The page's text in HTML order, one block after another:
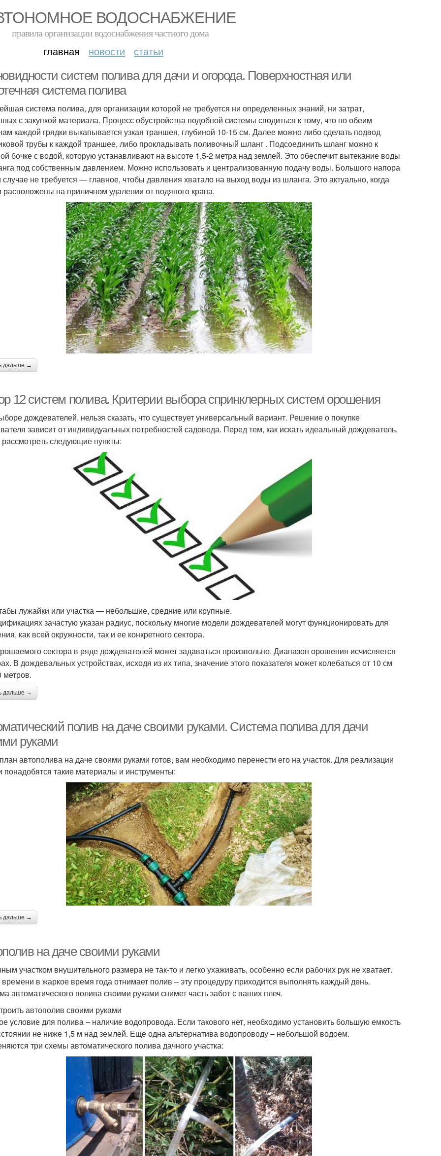
ВОДОСНАБЖЕНИЕ
правила организации водоснабжения частного дома
главная новости статьи
систем полива для дачи и огорода. Поверхностная или
система полива
система полива, для организации которой не требуется ни определенных знаний, ни затрат,
с закупкой материала. Процесс обустройства подобной системы сводиться к тому, что по обеим
каждой грядки выкапывается узкая траншея, глубиной 10-15 см. Далее можно либо сделать подвод
трубы к каждой траншее, либо прокладывать поливочный шланг . Подсоединить шланг можно к
бочке с водой, которую устанавливают на высоте 1,5-2 метра над землей. Это обеспечит вытекание воды
под собственным давлением. Можно использовать и централизованную подачу воды. Большого напора
случае не требуется — главное, чтобы давления хватало на выход воды из шланга. Это актуально, когда
расположены на приличном удалении от водяного крана.
дальше →
12 систем полива. Критерии выбора спринклерных систем орошения
дождевателей, нельзя сказать, что существует универсальный вариант. Решение о покупке
зависит от индивидуальных потребностей садовода. Перед тем, как искать идеальный дождеватель,
следующие пункты:
лужайки или участка — небольшие, средние или крупные.
зачастую указан радиус, поскольку многие модели дождевателей могут функционировать для
как всей окружности, так и ее конкретного сектора.
сектора в ряде дождевателей может задаваться произвольно. Диапазон орошения исчисляется
В дождевальных устройствах, исходя из их типа, значение этого показателя может колебаться от 10 см
метров.
дальше →
полив на даче своими руками. Система полива для дачи
руками
автополива на даче своими руками готов, вам необходимо перенести его на участок. Для реализации
понадобятся такие материалы и инструменты:
дальше →
на даче своими руками
участком внушительного размера не так-то и легко ухаживать, особенно если рабочих рук не хватает.
в жаркое время года отнимает полив – эту процедуру приходится выполнять каждый день.
автоматического полива своими руками снимет часть забот с ваших плеч.
автополив своими руками
условие для полива – наличие водопровода. Если такового нет, необходимо установить большую емкость
не ниже 1,5 м над землей. Еще одна альтернатива водопроводу – небольшой водоем.
три схемы автоматического полива дачного участка: